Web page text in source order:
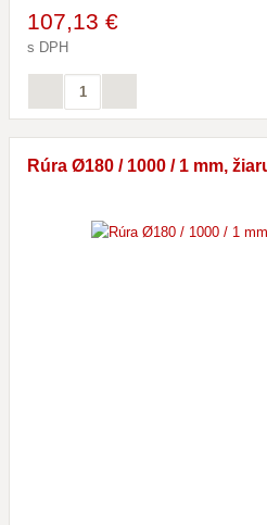
107,13 €
s DPH
Rúra Ø180 / 1000 / 1 mm,